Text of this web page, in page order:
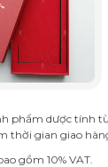
phẩm dược tính
thời gian giao
gồm 10% VAT.